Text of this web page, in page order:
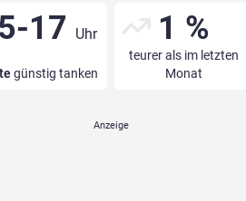
17 Uhr
günstig tanken
1 %
teurer als im letzten
Monat